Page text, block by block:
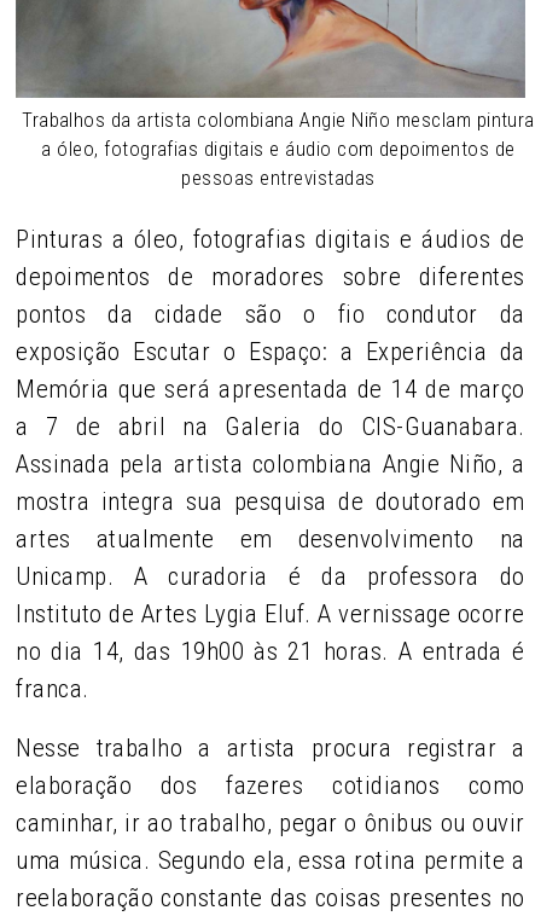
Trabalhos da artista colombiana Angie Niño mesclam pintura
a óleo, fotografias digitais e áudio com depoimentos de
pessoas entrevistadas
Pinturas a óleo, fotografias digitais e áudios de
depoimentos de moradores sobre diferentes
pontos da cidade são o fio condutor da
exposição Escutar o Espaço: a Experiência da
Memória que será apresentada de 14 de março
a 7 de abril na Galeria do CIS-Guanabara.
Assinada pela artista colombiana Angie Niño, a
mostra integra sua pesquisa de doutorado em
artes atualmente em desenvolvimento na
Unicamp. A curadoria é da professora do
Instituto de Artes Lygia Eluf. A vernissage ocorre
no dia 14, das 19h00 às 21 horas. A entrada é
franca.
Nesse trabalho a artista procura registrar a
elaboração dos fazeres cotidianos como
caminhar, ir ao trabalho, pegar o ônibus ou ouvir
uma música. Segundo ela, essa rotina permite a
reelaboração constante das coisas presentes no